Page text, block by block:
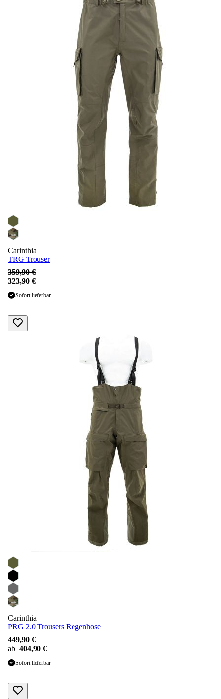
Carinthia
TRG Trouser
359,90 €
323,90 €
Sofort lieferbar
Carinthia
PRG 2.0 Trousers Regenhose
449,90 €
ab 404,90 €
Sofort lieferbar